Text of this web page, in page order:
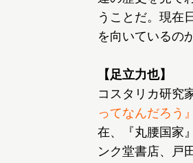
うことだ。現在
を向いているの
【足立力也】
コスタリカ研究
ってなんだろう』
在、『丸腰国家
ンク堂書店、戸